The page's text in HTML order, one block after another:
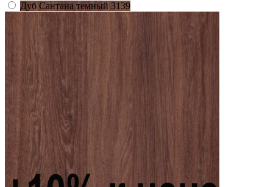
Дуб Сантана темный 3139